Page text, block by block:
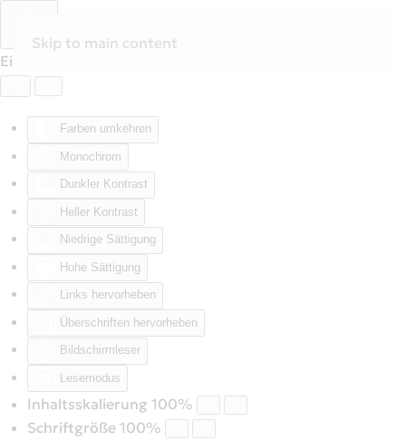
Eingabehilfen öffnen
Farben umkehren
Monochrom
Dunkler Kontrast
Heller Kontrast
Niedrige Sättigung
Hohe Sättigung
Links hervorheben
Überschriften hervorheben
Bildschirmleser
Lesemodus
Inhaltsskalierung 100%
Schriftgröße 100%
Skip to main content